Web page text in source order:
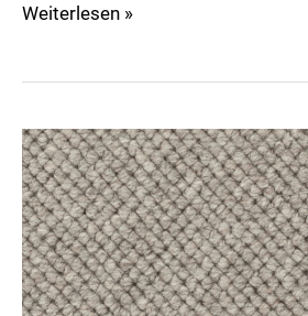
Weiterlesen »
Dot